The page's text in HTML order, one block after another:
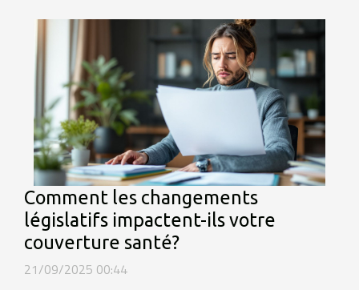
Comment les changements
législatifs impactent-ils votre
couverture santé?
21/09/2025 00:44